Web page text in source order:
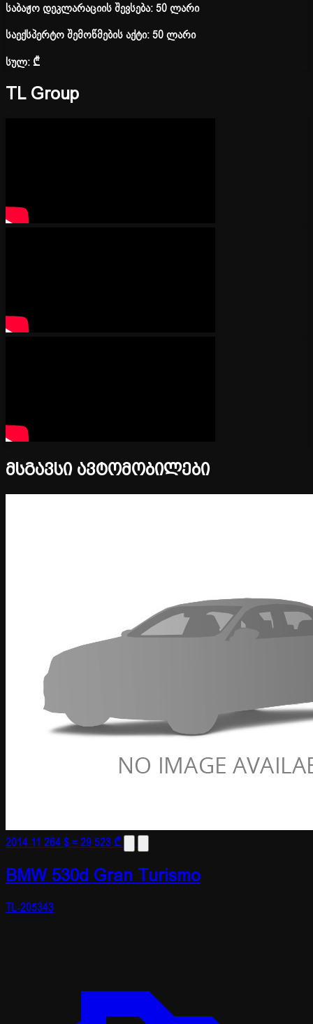
საბაჟო დეკლარაციის შევსება: 50 ლარი
საექსპერტო შემოწმების აქტი: 50 ლარი
სულ:₾
TL Group
მსგავსი ავტომობილები
2014 11 264 $≈ 29 523 ₾
BMW 530d Gran Turismo
TL-205343